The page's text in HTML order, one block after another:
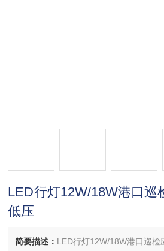
LED行灯12W/18W港口巡
低压
简要描述： LED行灯12W/18W港口巡检